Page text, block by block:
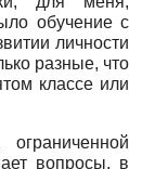
обучение с
личности
разные, что
классе или
вопросы, в